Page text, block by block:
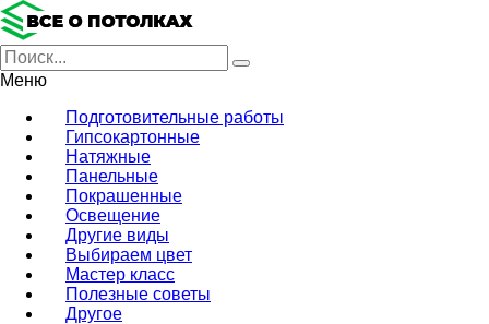
Меню
Подготовительные работы
Гипсокартонные
Натяжные
Панельные
Покрашенные
Освещение
Другие виды
Выбираем цвет
Мастер класс
Полезные советы
Другое